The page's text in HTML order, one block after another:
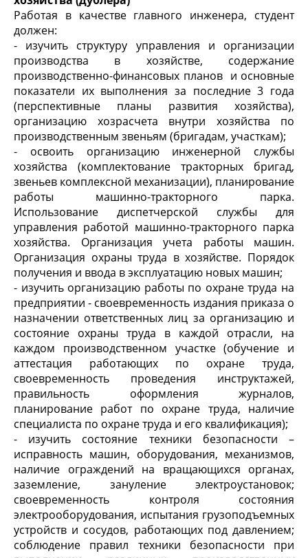
Работая в качестве главного инженера, студент
должен:
- изучить структуру управления и организации
производства в хозяйстве, содержание
производственно-финансовых планов и основные
показатели их выполнения за последние 3 года
(перспективные планы развития хозяйства),
организацию хозрасчета внутри хозяйства по
производственным звеньям (бригадам, участкам);
- освоить организацию инженерной службы
хозяйства (комплектование тракторных бригад,
звеньев комплексной механизации), планирование
работы машинно-тракторного парка.
Использование диспетчерской службы для
управления работой машинно-тракторного парка
хозяйства. Организация учета работы машин.
Организация охраны труда в хозяйстве. Порядок
получения и ввода в эксплуатацию новых машин;
- изучить организацию работы по охране труда на
предприятии - своевременность издания приказа о
назначении ответственных лиц за организацию и
состояние охраны труда в каждой отрасли, на
каждом производственном участке (обучение и
аттестация работающих по охране труда,
своевременность проведения инструктажей,
правильность оформления журналов,
планирование работ по охране труда, наличие
специалиста по охране труда и его квалификация);
- изучить состояние техники безопасности –
исправность машин, оборудования, механизмов,
наличие ограждений на вращающихся органах,
заземление, зануление электроустановок;
своевременность контроля состояния
электрооборудования, испытания грузоподъемных
устройств и сосудов, работающих под давлением;
соблюдение правил техники безопасности при